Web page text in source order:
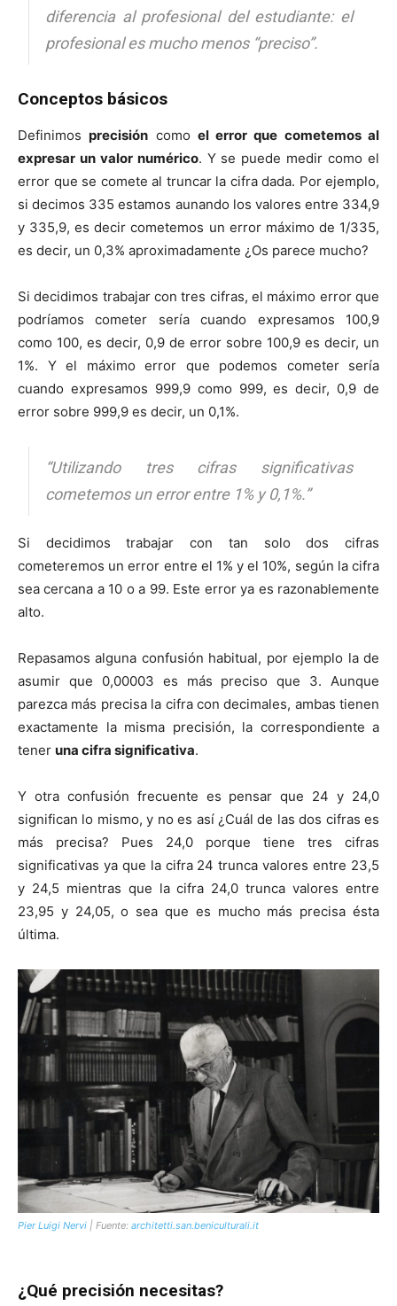
diferencia al profesional del estudiante: el
profesional es mucho menos “preciso”.
Conceptos básicos
Definimosprecisión como el error que cometemos al
expresar un valor numérico. Y se puede medir como el
error que se comete al truncar la cifra dada. Por ejemplo,
si decimos 335 estamos aunando los valores entre 334,9
y 335,9, es decir cometemos un error máximo de 1/335,
es decir, un 0,3% aproximadamente ¿Os parece mucho?
Si decidimos trabajar con tres cifras, el máximo error que
podríamos cometer sería cuando expresamos 100,9
como 100, es decir, 0,9 de error sobre 100,9 es decir, un
1%. Y el máximo error que podemos cometer sería
cuando expresamos 999,9 como 999, es decir, 0,9 de
error sobre 999,9 es decir, un 0,1%.
“Utilizando tres cifras significativas
cometemos un error entre 1% y 0,1%.”
Si decidimos trabajar con tan solo dos cifras
cometeremos un error entre el 1% y el 10%, según la cifra
sea cercana a 10 o a 99. Este error ya es razonablemente
alto.
Repasamos alguna confusión habitual, por ejemplo la de
asumir que 0,00003 es más preciso que 3. Aunque
parezca más precisa la cifra con decimales, ambas tienen
exactamente la misma precisión, la correspondiente a
tener una cifra significativa.
Y otra confusión frecuente es pensar que 24 y 24,0
significan lo mismo, y no es así ¿Cuál de las dos cifras es
más precisa? Pues 24,0 porque tiene tres cifras
significativas ya que la cifra 24 trunca valores entre 23,5
y 24,5 mientras que la cifra 24,0 trunca valores entre
23,95 y 24,05, o sea que es mucho más precisa ésta
última.
Pier Luigi Nervi | Fuente: architetti.san.beniculturali.it
¿Qué precisión necesitas?